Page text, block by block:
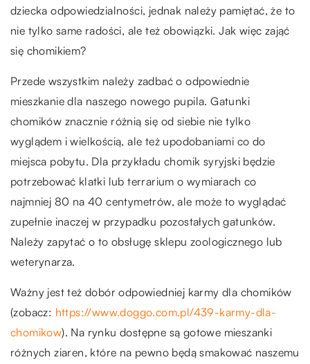
dziecka odpowiedzialności, jednak należy pamiętać, że to
nie tylko same radości, ale też obowiązki. Jak więc zająć
się chomikiem?
Przede wszystkim należy zadbać o odpowiednie
mieszkanie dla naszego nowego pupila. Gatunki
chomików znacznie różnią się od siebie nie tylko
wyglądem i wielkością, ale też upodobaniami co do
miejsca pobytu. Dla przykładu chomik syryjski będzie
potrzebować klatki lub terrarium o wymiarach co
najmniej 80 na 40 centymetrów, ale może to wyglądać
zupełnie inaczej w przypadku pozostałych gatunków.
Należy zapytać o to obsługę sklepu zoologicznego lub
weterynarza.
Ważny jest też dobór odpowiedniej karmy dla chomików
(zobacz: https://www.doggo.com.pl/439-karmy-dla-
chomikow). Na rynku dostępne są gotowe mieszanki
różnych ziaren, które na pewno będą smakować naszemu